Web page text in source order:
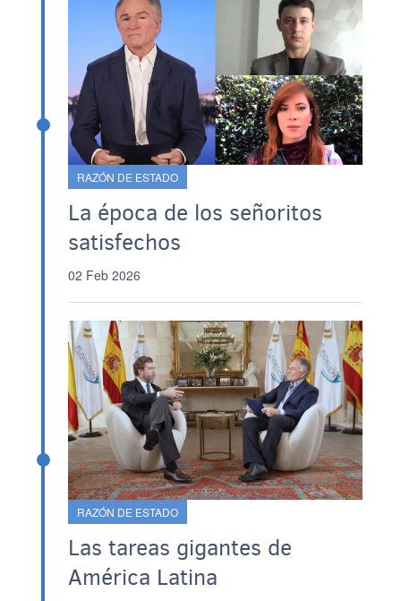
RAZÓN DE ESTADO
La época de los señoritos
satisfechos
02 Feb 2026
RAZÓN DE ESTADO
Las tareas gigantes de
América Latina